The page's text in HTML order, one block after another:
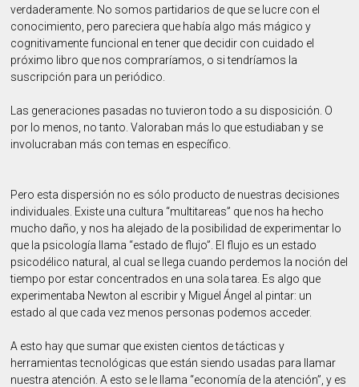
verdaderamente. No somos partidarios de que se lucre con el
conocimiento, pero pareciera que había algo más mágico y
cognitivamente funcional en tener que decidir con cuidado el
próximo libro que nos compraríamos, o si tendríamos la
suscripción para un periódico.
Las generaciones pasadas no tuvieron todo a su disposición. O
por lo menos, no tanto. Valoraban más lo que estudiaban y se
involucraban más con temas en específico.
Pero esta dispersión no es sólo producto de nuestras decisiones
individuales. Existe una cultura “multitareas” que nos ha hecho
mucho daño, y nos ha alejado de la posibilidad de experimentar lo
que la psicología llama “estado de flujo”. El flujo es un estado
psicodélico natural, al cual se llega cuando perdemos la noción del
tiempo por estar concentrados en una sola tarea. Es algo que
experimentaba Newton al escribir y Miguel Ángel al pintar: un
estado al que cada vez menos personas podemos acceder.
A esto hay que sumar que existen cientos de tácticas y
herramientas tecnológicas que están siendo usadas para llamar
nuestra atención. A esto se le llama “economía de la atención”, y es